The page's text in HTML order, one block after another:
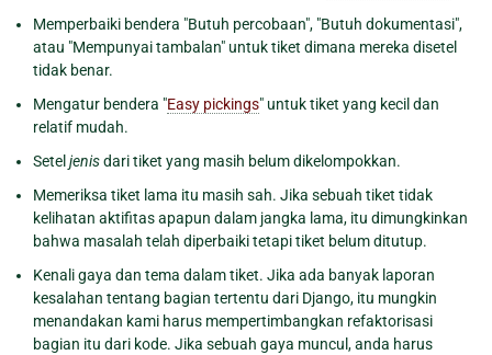
Memperbaiki bendera "Butuh percobaan", "Butuh dokumentasi",
atau "Mempunyai tambalan" untuk tiket dimana mereka disetel
tidak benar.
Mengatur bendera "Easy pickings" untuk tiket yang kecil dan
relatif mudah.
Setel jenisdari tiket yang masih belum dikelompokkan.
Memeriksa tiket lama itu masih sah. Jika sebuah tiket tidak
kelihatan aktifitas apapun dalam jangka lama, itu dimungkinkan
bahwa masalah telah diperbaiki tetapi tiket belum ditutup.
Kenali gaya dan tema dalam tiket. Jika ada banyak laporan
kesalahan tentang bagian tertentu dari Django, itu mungkin
menandakan kami harus mempertimbangkan refaktorisasi
bagian itu dari kode. Jika sebuah gaya muncul, anda harus